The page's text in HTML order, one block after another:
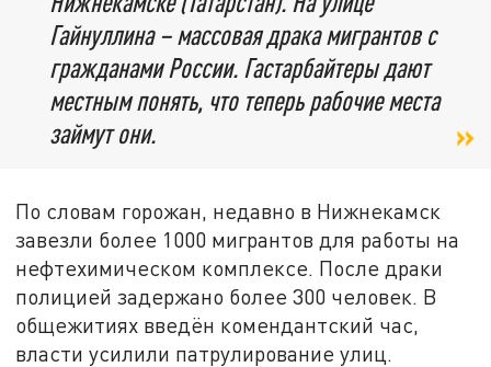
Гайнуллина – массовая драка мигрантов с
гражданами России. Гастарбайтеры дают
местным понять, что теперь рабочие места
займут они.
По словам горожан, недавно в Нижнекамск
завезли более 1000 мигрантов для работы на
нефтехимическом комплексе. После драки
полицией задержано более 300 человек. В
общежитиях введён комендантский час,
власти усилили патрулирование улиц.